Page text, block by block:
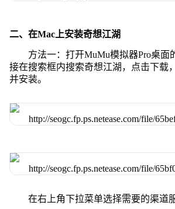
二、在Mac上安装奇想江湖
方法一：打开MuMu模拟器Pro桌面
接在搜索框内搜索奇想江湖，点击下载
并安装。
在右上角下拉菜单选择需要的渠道